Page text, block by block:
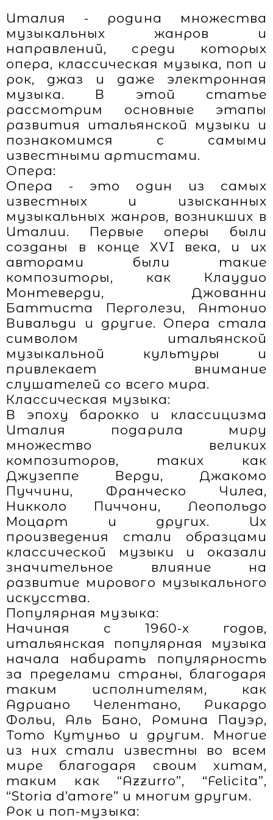
Италия - родина множества
музыкальных жанров и
направлений, среди которых
опера, классическая музыка, поп и
рок, джаз и даже электронная
музыка. В этой статье
рассмотрим основные этапы
развития итальянской музыки и
познакомимся с самыми
известными артистами.
Опера:
Опера - это один из самых
известных и изысканных
музыкальных жанров, возникших в
Италии. Первые оперы были
созданы в конце XVI века, и их
авторами были такие
композиторы, как Клаудио
Монтеверди, Джованни
Баттиста Перголези, Антонио
Вивальди и другие. Опера стала
символом итальянской
музыкальной культуры и
привлекает внимание
слушателей со всего мира.
Классическая музыка:
В эпоху барокко и классицизма
Италия подарила миру
множество великих
композиторов, таких как
Джузеппе Верди, Джакомо
Пуччини, Франческо Чилеа,
Никколо Пиччони, Леопольдо
Моцарт и других. Их
произведения стали образцами
классической музыки и оказали
значительное влияние на
развитие мирового музыкального
искусства.
Популярная музыка:
Начиная с 1960-х годов,
итальянская популярная музыка
начала набирать популярность
за пределами страны, благодаря
таким исполнителям, как
Адриано Челентано, Рикардо
Фольи, Аль Бано, Ромина Пауэр,
Тото Кутуньо и другим. Многие
из них стали известны во всем
мире благодаря своим хитам,
таким как “Azzurro”, “Felicita”,
“Storia d’amore” и многим другим.
Рок и поп-музыка: